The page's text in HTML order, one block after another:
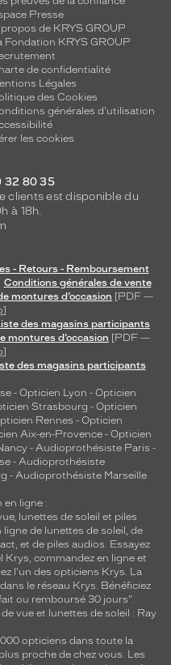
Presse
de KRYS GROUP
Fondation KRYS GROUP
de confidentialité
Légales
des Cookies
générales d'utilisation
les cookies
32 80 35
clients est disponible du
à 18h.
- Retours - Remboursement
Conditions générales de vente
montures d’occasion [PDF —
]
des magasins participants
montures d’occasion [PDF —
]
des magasins participants
- Opticien Lyon - Opticien
Strasbourg - Opticien
Rennes - Opticien
Aix-en-Provence - Opticien
- Audioprothésiste Paris -
- Audioprothésiste
- Audioprothésiste Marseille
en ligne :
, lunettes de soleil et piles
de lunettes de soleil, de
, et de piles audios. Essayez
commandez en ligne et
l'un des opticiens Krys. La
le réseau Krys. Bénéficiez
ou remboursé 30 jours".
vue et lunettes de soleil : Ray
opticiens dans toute la
proche de chez vous. Les